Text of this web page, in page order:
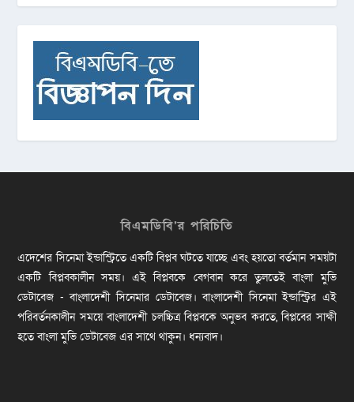
বিএমডিবি’র পরিচিতি
এদেশের সিনেমা ইন্ডাস্ট্রিতে একটি বিপ্লব ঘটতে যাচ্ছে এবং হয়তো বর্তমান সময়টা
একটি বিপ্লবকালীন সময়। এই বিপ্লবকে বেগবান করে তুলতেই বাংলা মুভি
ডেটাবেজ - বাংলাদেশী সিনেমার ডেটাবেজ। বাংলাদেশী সিনেমা ইন্ডাস্ট্রির এই
পরিবর্তনকালীন সময়ে বাংলাদেশী চলচ্চিত্র বিপ্লবকে অনুভব করতে, বিপ্লবের সাক্ষী
হতে বাংলা মুভি ডেটাবেজ এর সাথে থাকুন। ধন্যবাদ।